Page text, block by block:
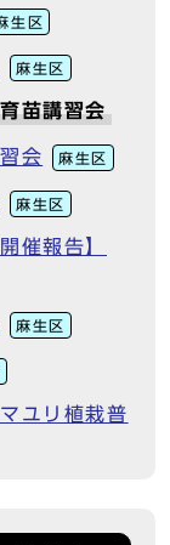
生区
麻生区
苗講習会
会 麻生区
麻生区
催報告】
麻生区
ユリ植栽普